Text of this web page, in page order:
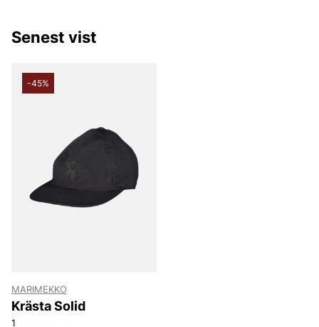
indretningsdetaljer – Marimekkos design giver et
Senest vist
-45%
MARIMEKKO
Krästa Solid
1